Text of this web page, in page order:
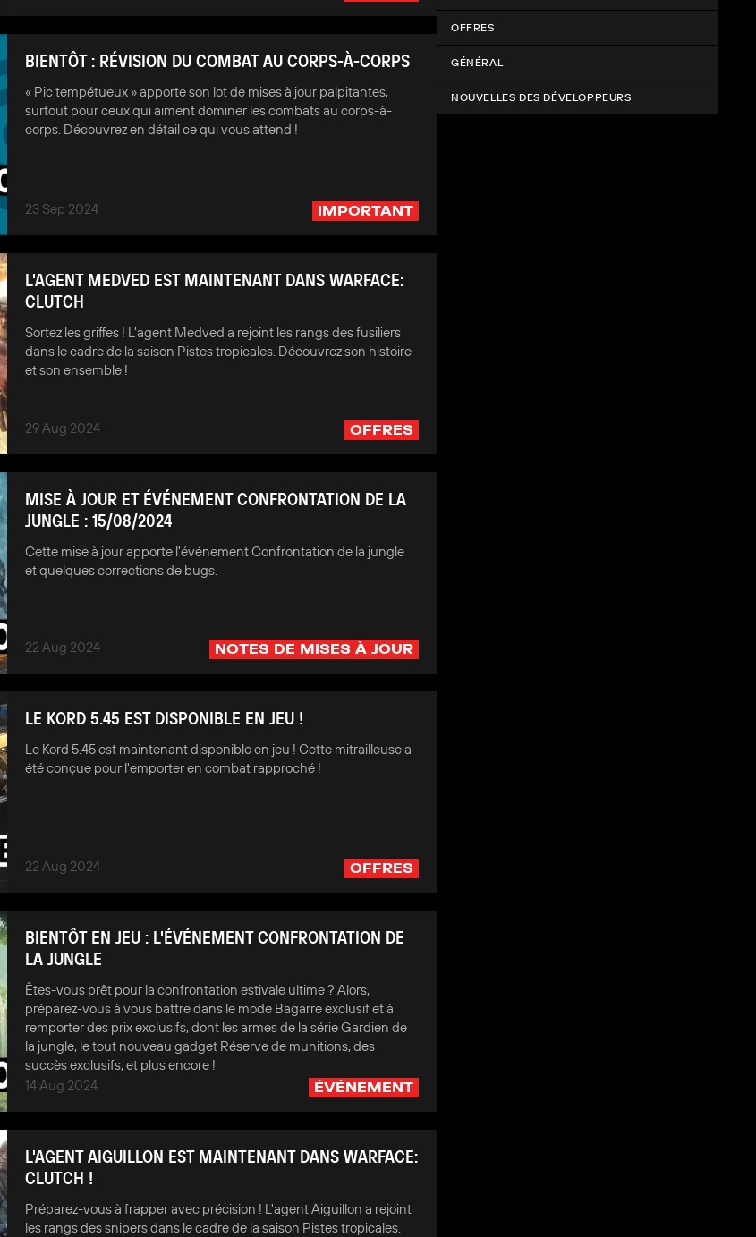
BIENTÔT : RÉVISION DU COMBAT AU CORPS-À-CORPS
« Pic tempétueux » apporte son lot de mises à jour palpitantes,
surtout pour ceux qui aiment dominer les combats au corps-à-
corps. Découvrez en détail ce qui vous attend !
23 Sep 2024 IMPORTANT
L'AGENT MEDVED EST MAINTENANT DANS WARFACE:
CLUTCH
Sortez les griffes ! L'agent Medved a rejoint les rangs des fusiliers
dans le cadre de la saison Pistes tropicales. Découvrez son histoire
et son ensemble !
29 Aug 2024 OFFRES
MISE À JOUR ET ÉVÉNEMENT CONFRONTATION DE LA
JUNGLE : 15/08/2024
Cette mise à jour apporte l'événement Confrontation de la jungle
et quelques corrections de bugs.
22 Aug 2024 NOTES DE MISES À JOUR
LE KORD 5.45 EST DISPONIBLE EN JEU !
Le Kord 5.45 est maintenant disponible en jeu ! Cette mitrailleuse a
été conçue pour l'emporter en combat rapproché !
22 Aug 2024 OFFRES
BIENTÔT EN JEU : L'ÉVÉNEMENT CONFRONTATION DE
LA JUNGLE
Êtes-vous prêt pour la confrontation estivale ultime ? Alors,
préparez-vous à vous battre dans le mode Bagarre exclusif et à
remporter des prix exclusifs, dont les armes de la série Gardien de
la jungle, le tout nouveau gadget Réserve de munitions, des
succès exclusifs, et plus encore !
14 Aug 2024
ÉVÉNEMENT
L'AGENT AIGUILLON EST MAINTENANT DANS WARFACE:
CLUTCH !
Préparez-vous à frapper avec précision ! L'agent Aiguillon a rejoint
les rangs des snipers dans le cadre de la saison Pistes tropicales.
OFFRES
GÉNÉRAL
NOUVELLES DES DÉVELOPPEURS